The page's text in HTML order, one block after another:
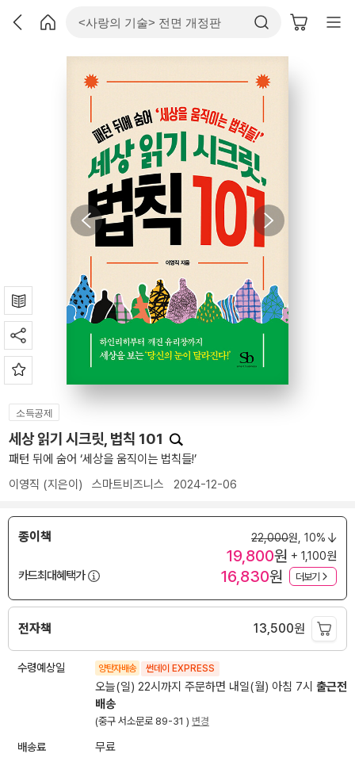
소득공제
세상 읽기 시크릿, 법칙 101
패턴 뒤에 숨어 ‘세상을 움직이는 법칙들!’
이영직 (지은이) 스마트비즈니스 2024-12-06
종이책 22,000원, 10%
19,800원 + 1,100원
카드최대혜택가
16,830원 더보기
전자책 13,500원
수령예상일 양탄자배송 썬데이 EXPRESS
오늘(일) 22시까지 주문하면 내일(월) 아침 7시 출근전
배송
(중구 서소문로 89-31 ) 변경
배송료 무료